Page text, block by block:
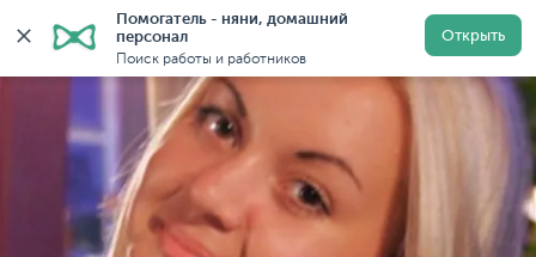
Помогатель - няни, домашний
персонал
Поиск работы и работников
Открыть
Главная Няни Няни в Москве Няни в